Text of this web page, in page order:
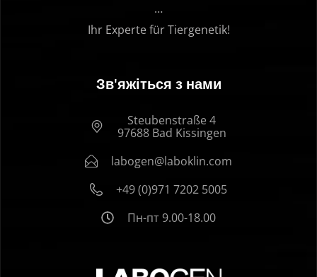
…
Ihr Experte für Tiergenetik!
Зв'яжіться з нами
Steubenstraße 4
97688 Bad Kissingen
labogen@laboklin.com
+49 (0)971 7202 5005
Пн-пт 9.00-18.00